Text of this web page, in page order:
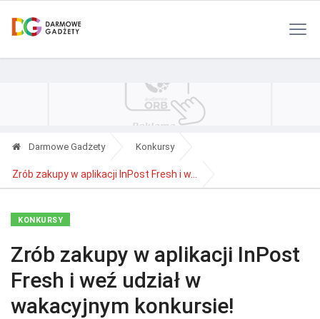
Darmowe Gadżety Konkursy
Zrób zakupy w aplikacji InPost Fresh i w...
KONKURSY
Zrób zakupy w aplikacji InPost
Fresh i weź udział w
wakacyjnym konkursie!